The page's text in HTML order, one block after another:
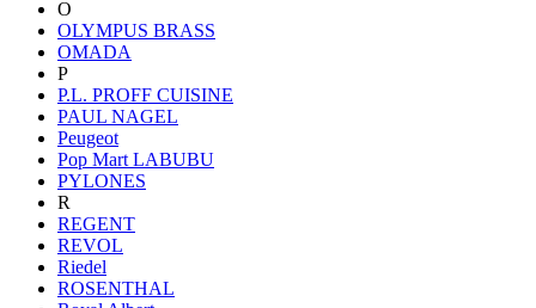
O
OLYMPUS BRASS
OMADA
P
P.L. PROFF CUISINE
PAUL NAGEL
Peugeot
Pop Mart LABUBU
PYLONES
R
REGENT
REVOL
Riedel
ROSENTHAL